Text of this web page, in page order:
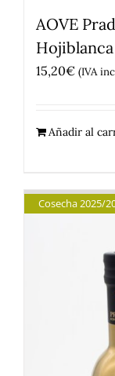
AOVE
15,20€ (IVA
Añadir al
Cosecha 2025/